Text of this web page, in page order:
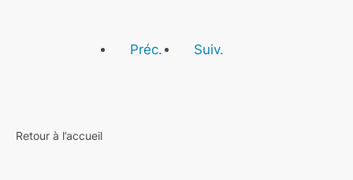
Retour à l’accueil
Préc. Suiv.